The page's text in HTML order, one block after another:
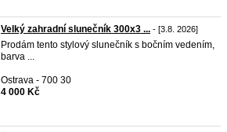
Velký zahradní slunečník 300x3 ... - [3.8. 2026]
Prodám tento stylový slunečník s bočním vedením,
barva ...
Ostrava - 700 30
4 000 Kč